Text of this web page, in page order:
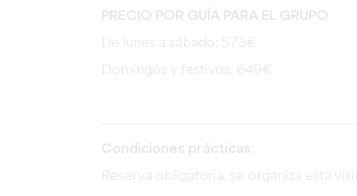
PRECIO POR GUÍA PARA EL GRUPO
De lunes a sábado: 573€
Domingos y festivos: 649€
Condiciones prácticas:
Reserva obligatoria, se organiza esta